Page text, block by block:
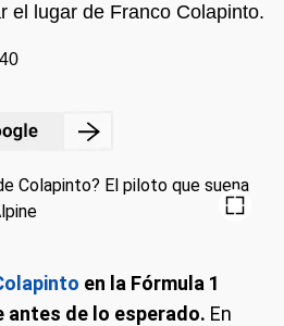
el lugar de Franco Colapinto.
en la Fórmula 1
antes de lo esperado. En